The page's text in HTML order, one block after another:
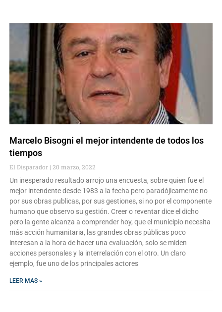
Marcelo Bisogni el mejor intendente de todos los
tiempos
El Disparador 20 marzo, 2022
Un inesperado resultado arrojo una encuesta, sobre quien fue el
mejor intendente desde 1983 a la fecha pero paradójicamente no
por sus obras publicas, por sus gestiones, si no por el componente
humano que observo su gestión. Creer o reventar dice el dicho
pero la gente alcanza a comprender hoy, que el municipio necesita
más acción humanitaria, las grandes obras públicas poco
interesan a la hora de hacer una evaluación, solo se miden
acciones personales y la interrelación con el otro. Un claro
ejemplo, fue uno de los principales actores
LEER MAS »